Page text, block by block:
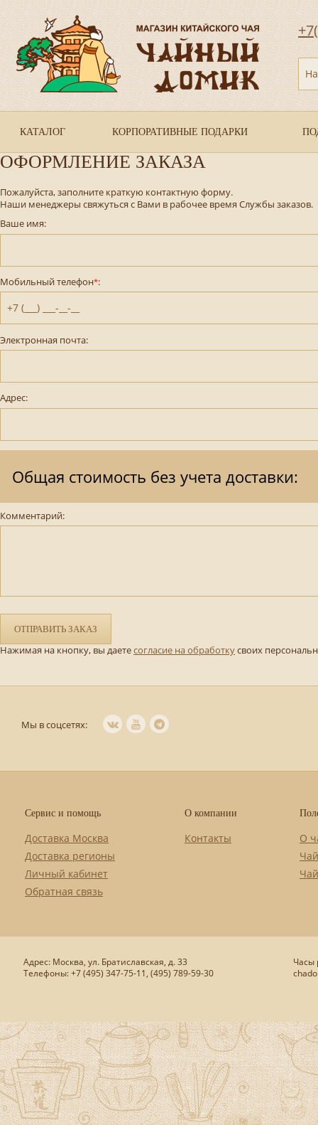
КАТАЛОГ КОРПОРАТИВНЫЕ ПОДАРКИ
ОФОРМЛЕНИЕ ЗАКАЗА
Пожалуйста, заполните краткую контактную форму.
Наши менеджеры свяжуться с Вами в рабочее время Службы заказов.
Ваше имя:
Мобильный телефон*:
+7 (___) ___-__-__
Электронная почта:
Адрес:
Общая стоимость без учета доставки:
Комментарий:
ОТПРАВИТЬ ЗАКАЗ
Нажимая на кнопку, вы даетесогласие на обработкусвоих
Мы в соцсетях:
Сервис и помощь
Доставка Москва
Доставка регионы
Личный кабинет
Обратная связь
О компании
Контакты
О
Адрес: Москва, ул. Братиславская, д. 33
Телефоны: +7 (495) 347-75-11, (495) 789-59-30
Часы